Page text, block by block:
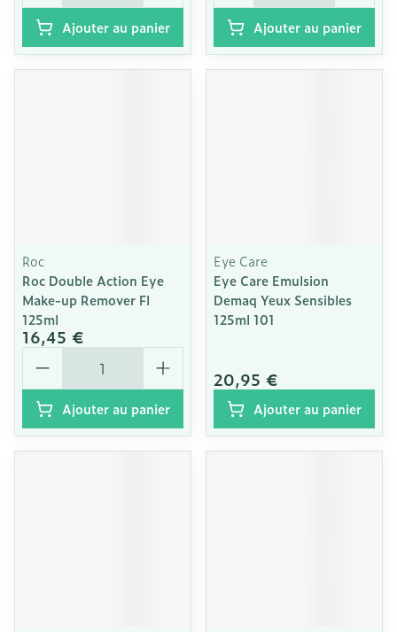
Ajouter au panier Ajouter au panier
Roc
Roc Double Action Eye
Make-up Remover Fl
125ml
16,45 €
Quantité
Ajouter au panier
Eye Care
Eye Care Emulsion
Demaq Yeux Sensibles
125ml 101
20,95 €
Ajouter au panier